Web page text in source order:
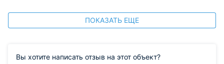
ПОКАЗАТЬ ЕЩЕ
Вы хотите написать отзыв на этот объект?